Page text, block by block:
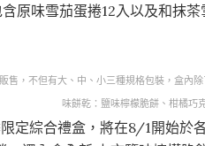
原味雪茄蛋捲12入以及和抹
售，不但有大、中、小三種規格包裝，盒內
味餅乾：鹽味檸檬脆餅、柑橘巧
定綜合禮盒，將在8/1開始於